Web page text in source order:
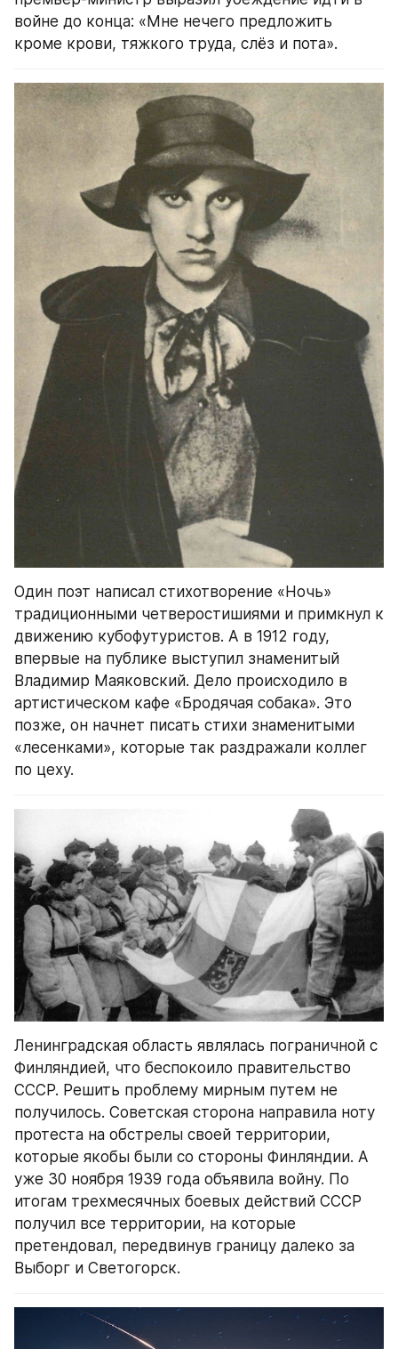
войне до конца: «Мне нечего предложить
кроме крови, тяжкого труда, слёз и пота».
Один поэт написал стихотворение «Ночь»
традиционными четверостишиями и примкнул к
движению кубофутуристов. А в 1912 году,
впервые на публике выступил знаменитый
Владимир Маяковский. Дело происходило в
артистическом кафе «Бродячая собака». Это
позже, он начнет писать стихи знаменитыми
«лесенками», которые так раздражали коллег
по цеху.
Ленинградская область являлась пограничной с
Финляндией, что беспокоило правительство
СССР. Решить проблему мирным путем не
получилось. Советская сторона направила ноту
протеста на обстрелы своей территории,
которые якобы были со стороны Финляндии. А
уже 30 ноября 1939 года объявила войну. По
итогам трехмесячных боевых действий СССР
получил все территории, на которые
претендовал, передвинув границу далеко за
Выборг и Светогорск.